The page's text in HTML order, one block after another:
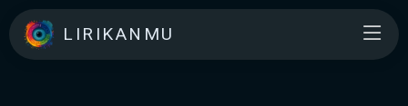
LIRIKANMU